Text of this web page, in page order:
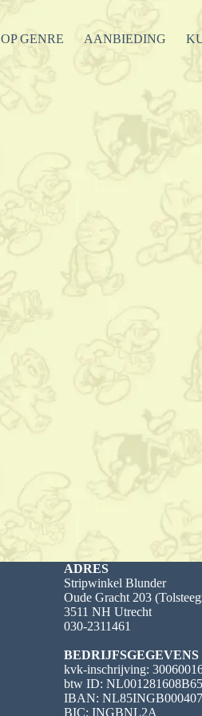
OP GENRE AANBIEDING
ADRES
Stripwinkel Blunder
Oude Gracht 203
3511 NH Utrecht
030-2311461
BEDRIJFSGEGEVENS
kvk-inschrijving:
btw ID: NL001281608B65
IBAN:
BIC: INGBNL2A